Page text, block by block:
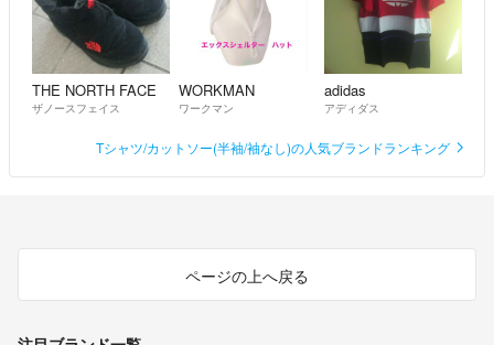
THE NORTH FACE
ザノースフェイス
WORKMAN
ワークマン
adidas
アディダス
Tシャツ/カットソー(半袖/袖なし)の人気ブランドランキング
ページの上へ戻る